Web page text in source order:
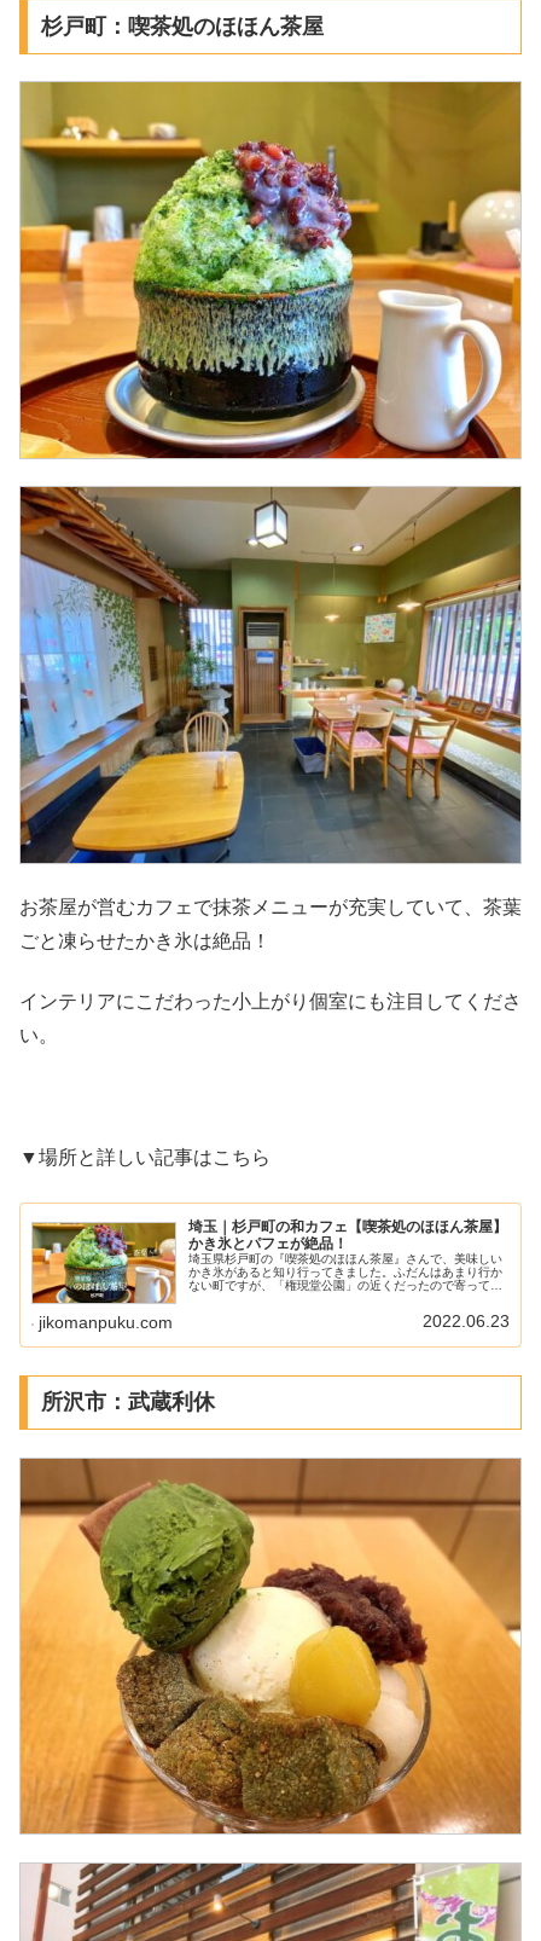
杉戸町：喫茶処のほほん茶屋
お茶屋が営むカフェで抹茶メニューが充実していて、茶葉
ごと凍らせたかき氷は絶品！
インテリアにこだわった小上がり個室にも注目してくださ
い。
▼場所と詳しい記事はこちら
埼玉｜杉戸町の和カフェ【喫茶処のほほん茶屋】
かき氷とパフェが絶品！
埼玉県杉戸町の『喫茶処のほほん茶屋』さんで、美味しい
かき氷があると知り行ってきました。ふだんはあまり行か
ない町ですが、「権現堂公園」の近くだったので寄ってみ
jikomanpuku.com 2022.06.23
所沢市：武蔵利休